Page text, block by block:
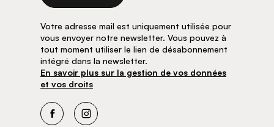
Votre adresse mail est uniquement utilisée pour
vous envoyer notre newsletter. Vous pouvez à
tout moment utiliser le lien de désabonnement
intégré dans la newsletter.
En savoir plus sur la gestion de vos données
et vos droits
FacebookInstagram